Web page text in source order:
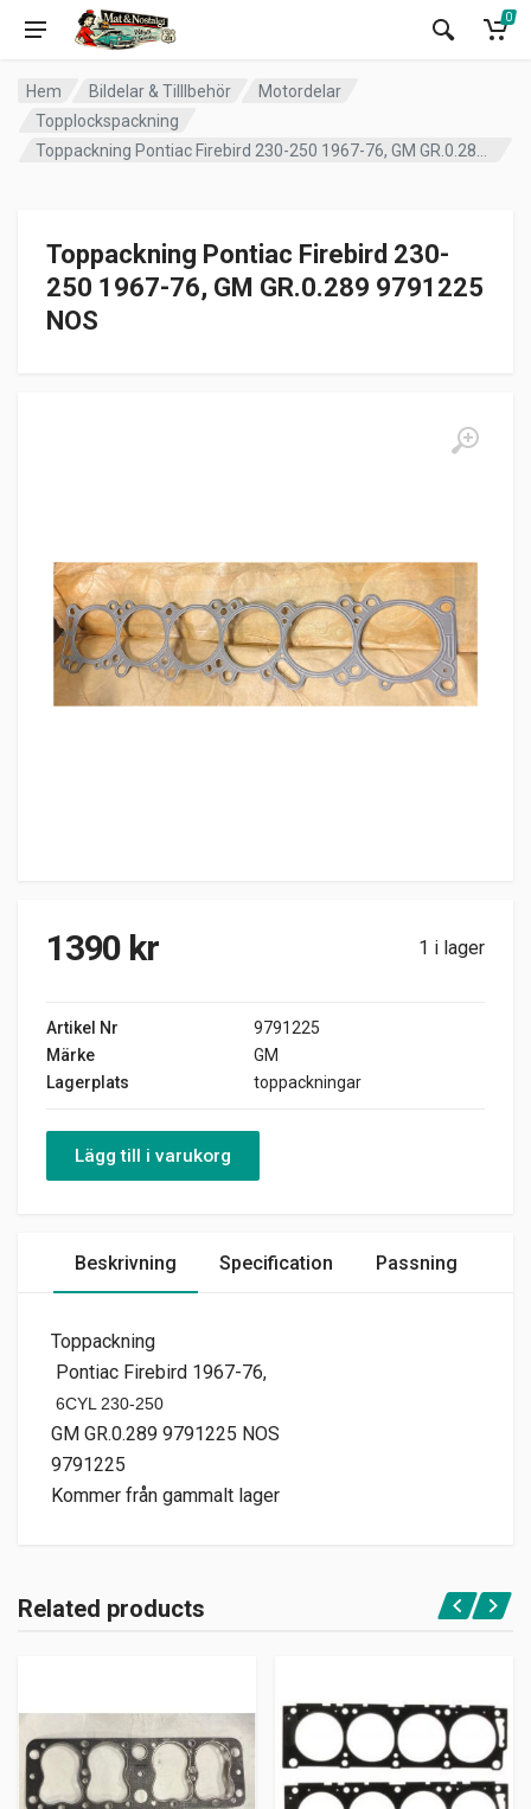
0
Hem Bildelar & Tilllbehör
Motordelar
Topplockspackning
Toppackning Pontiac Firebird 230-
250 1967-76, GM GR.0.289 9791225
NOS
1390 kr 1 i lager
Artikel Nr
9791225
Märke
GM
Lagerplats
toppackningar
Lägg till i varukorg
Beskrivning Specification Passning
Toppackning
Pontiac Firebird 1967-76,
6CYL 230-250
GM GR.0.289 9791225 NOS
9791225
Kommer från gammalt lager
Related products